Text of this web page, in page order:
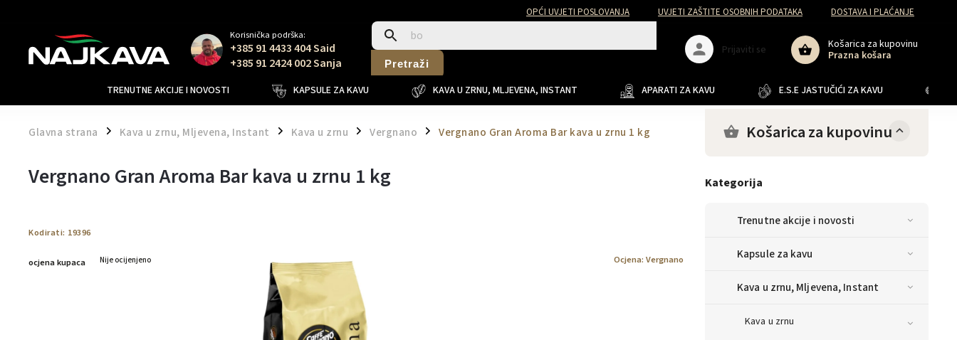
OPĆI UVJETI POSLOVANJA UVJETI ZAŠTITE OSOBNIH PODATAKA
DOSTAVA I PLAĆANJE
Korisnička podrška:
+385 91 4433 404 Said
+385 91 2424 002 Sanja
Pretraži
Košarica za kupovinu
Prazna košara
Prijaviti se
TRENUTNE AKCIJE I NOVOSTI KAPSULE ZA KAVU KAVA U ZRNU, MLJEVENA, INSTANT APARATI ZA KAVU E.S.E JASTUČIĆI ZA KAVU
Glavna strana / Kava u zrnu, Mljevena, Instant / Kava u zrnu / Vergnano / Vergnano Gran Aroma Bar kava u zrnu 1 kg Košarica za kupovinu
Kategorija
Trenutne akcije i novosti
Kapsule za kavu
Kava u zrnu, Mljevena, Instant
Kava u zrnu
Vergnano Gran Aroma Bar kava u zrnu 1 kg
Kodirati: 19396
ocjena kupaca Nije ocijenjeno Ocjena: Vergnano